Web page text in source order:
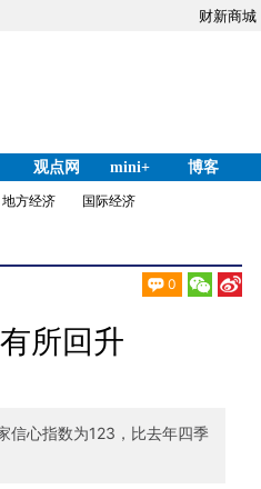
财新商城
观点网 mini+ 博客
地方经济 国际经济
0
所回升
信心指数为123，比去年四季